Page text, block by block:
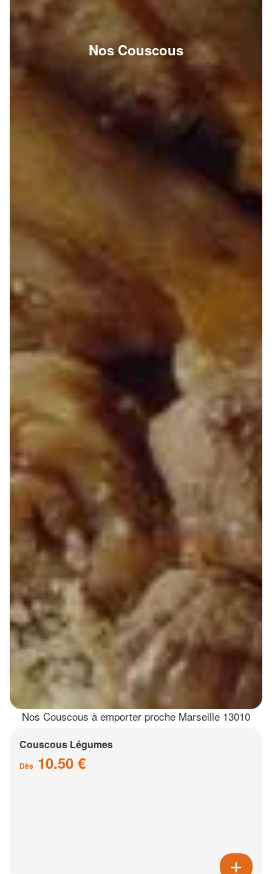
Nos Couscous
Nos Couscous à emporter proche Marseille 13010
Couscous Légumes
Dès 10.50 €